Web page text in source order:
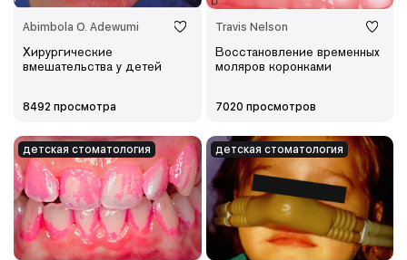
Abimbola O. Adewumi
Хирургические
вмешательства у детей
8492 просмотра
Travis Nelson
Восстановление временных
моляров коронками
7020 просмотров
детская cтоматология детская cтоматология